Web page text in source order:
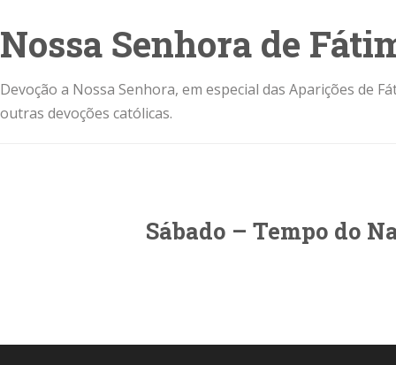
Nossa Senhora de
Devoção a Nossa Senhora, em especial das Aparições de
outras devoções católicas.
Sábado – Tempo do